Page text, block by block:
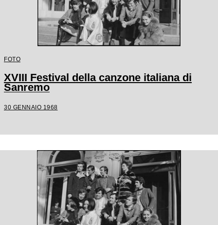
FOTO
XVIII Festival della canzone italiana di
Sanremo
30 GENNAIO 1968